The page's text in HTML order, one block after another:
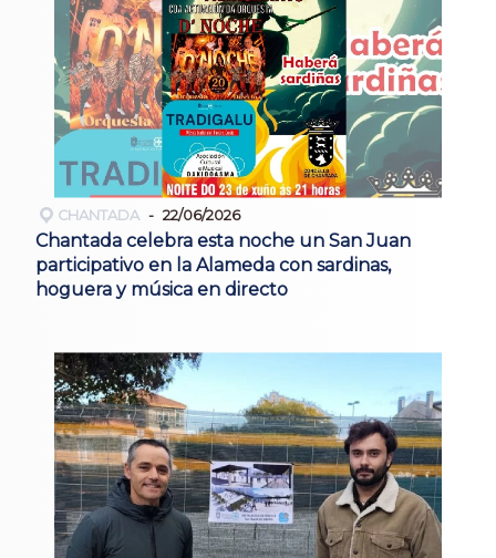
CHANTADA 22/06/2026
Chantada celebra esta noche un San Juan
participativo en la Alameda con sardinas,
hoguera y música en directo